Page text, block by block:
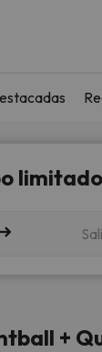
limitado
+